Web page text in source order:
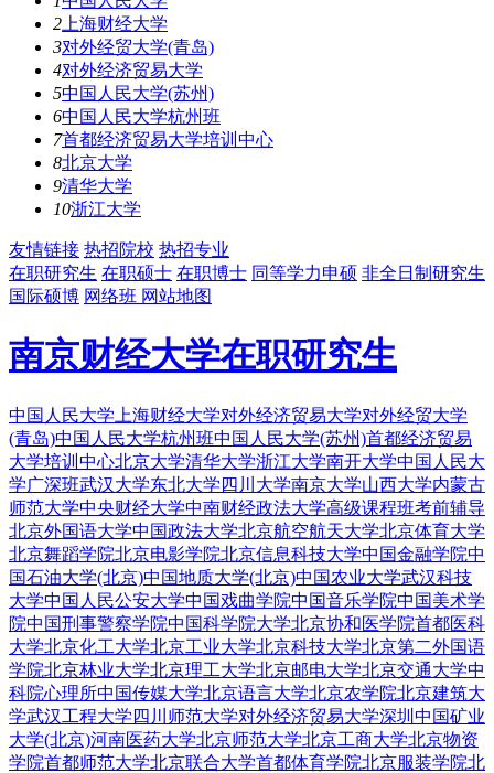
2 上海财经大学
3对外经贸大学(青岛)
4对外经济贸易大学
5中国人民大学(苏州)
6中国人民大学杭州班
7首都经济贸易大学培训中心
8北京大学
9清华大学
10浙江大学
友情链接 热招院校 热招专业
在职研究生 在职硕士 在职博士 同等学力申硕 非全日制研究生
国际硕博 网络班 网站地图
南京财经大学在职研究生
中国人民大学 上海财经大学对外经济贸易大学对外经贸大学
(青岛)中国人民大学杭州班中国人民大学(苏州)首都经济贸易
大学培训中心北京大学清华大学浙江大学南开大学中国人民大
学广深班武汉大学东北大学 四川大学南京大学山西大学内蒙古
师范大学中央财经大学中南财经政法大学高级课程班考前辅导
北京外国语大学中国政法大学北京航空航天大学北京体育大学
北京舞蹈学院北京电影学院北京信息科技大学中国金融学院中
国石油大学(北京)中国地质大学(北京)中国农业大学武汉科技
大学中国人民公安大学中国戏曲学院中国音乐学院中国美术学
院中国刑事警察学院中国科学院大学北京协和医学院首都医科
大学北京化工大学北京工业大学北京科技大学北京第二外国语
学院北京林业大学北京理工大学北京邮电大学北京交通大学中
科院心理所中国传媒大学北京语言大学北京农学院北京建筑大
学武汉工程大学 四川师范大学对外经济贸易大学深圳 中国矿业
大学(北京)河南医药大学北京师范大学北京工商大学北京物资
学院首都师范大学北京联合大学首都体育学院北京服装学院北